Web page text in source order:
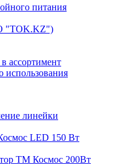
питания
"TOK.KZ")
ассортимент
использования
линейки
LED 150 Вт
ТМ Космос 200Вт